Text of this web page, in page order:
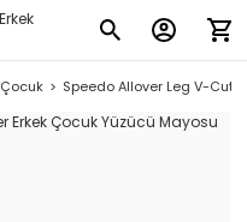
Çocuk Speedo Allover Leg V-Cut